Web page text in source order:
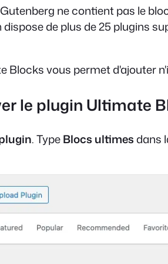
ne contient pas le
de plus de 25 plugins
Blocks vous permet d'ajouter
le plugin Ultimate
. TypeBlocs ultimesdans